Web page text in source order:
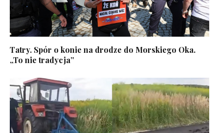
Tatry. Spór o konie na drodze do Morskiego Oka.
„To nie tradycja”